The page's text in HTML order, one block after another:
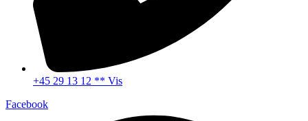
+45 29 13 12 ** Vis
Facebook